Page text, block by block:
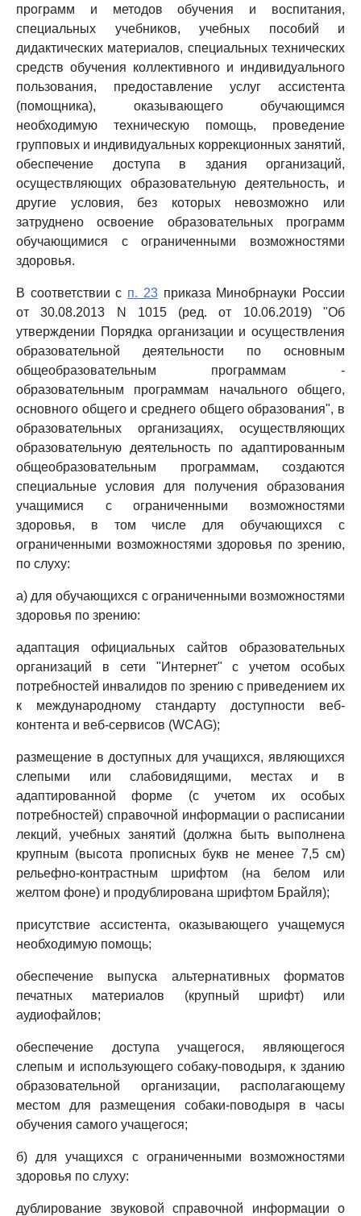
программ и методов обучения и воспитания,
специальных учебников, учебных пособий и
дидактических материалов, специальных технических
средств обучения коллективного и индивидуального
пользования, предоставление услуг ассистента
(помощника), оказывающего обучающимся
необходимую техническую помощь, проведение
групповых и индивидуальных коррекционных занятий,
обеспечение доступа в здания организаций,
осуществляющих образовательную деятельность, и
другие условия, без которых невозможно или
затруднено освоение образовательных программ
обучающимися с ограниченными возможностями
здоровья.
В соответствии с п. 23приказа Минобрнауки России
от 30.08.2013 N 1015 (ред. от 10.06.2019) "Об
утверждении Порядка организации и осуществления
образовательной деятельности по основным
общеобразовательным программам -
образовательным программам начального общего,
основного общего и среднего общего образования", в
образовательных организациях, осуществляющих
образовательную деятельность по адаптированным
общеобразовательным программам, создаются
специальные условия для получения образования
учащимися с ограниченными возможностями
здоровья, в том числе для обучающихся с
ограниченными возможностями здоровья по зрению,
по слуху:
а) для обучающихся с ограниченными возможностями
здоровья по зрению:
адаптация официальных сайтов образовательных
организаций в сети "Интернет" с учетом особых
потребностей инвалидов по зрению с приведением их
к международному стандарту доступности веб-
контента и веб-сервисов (WCAG);
размещение в доступных для учащихся, являющихся
слепыми или слабовидящими, местах и в
адаптированной форме (с учетом их особых
потребностей) справочной информации о расписании
лекций, учебных занятий (должна быть выполнена
крупным (высота прописных букв не менее 7,5 см)
рельефно-контрастным шрифтом (на белом или
желтом фоне) и продублирована шрифтом Брайля);
присутствие ассистента, оказывающего учащемуся
необходимую помощь;
обеспечение выпуска альтернативных форматов
печатных материалов (крупный шрифт) или
аудиофайлов;
обеспечение доступа учащегося, являющегося
слепым и использующего собаку-поводыря, к зданию
образовательной организации, располагающему
местом для размещения собаки-поводыря в часы
обучения самого учащегося;
б) для учащихся с ограниченными возможностями
здоровья по слуху:
дублирование звуковой справочной информации о